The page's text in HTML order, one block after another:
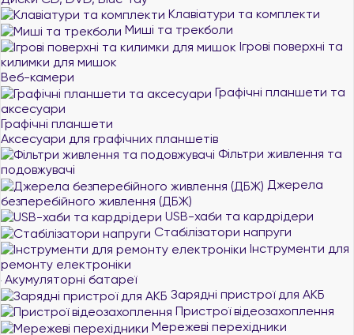
Клавіатури та комплекти
Миші та трекболи
Ігрові поверхні та
килимки для мишок
Веб-камери
Графічні планшети та
аксесуари
Графічні планшети
Аксесуари для графічних планшетів
Фільтри живлення та
подовжувачі
Джерела
безперебійного живлення (ДБЖ)
USB-хаби та кардрідери
Стабілізатори напруги
Інструменти для
ремонту електроніки
Акумуляторні батареї
Зарядні пристрої для АКБ
Пристрої відеозахоплення
Мережеві перехідники